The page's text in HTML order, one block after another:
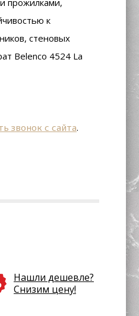
к
стеновых
Belenco 4524 La
звонок с сайта.
Нашли дешевле?
Снизим цену!